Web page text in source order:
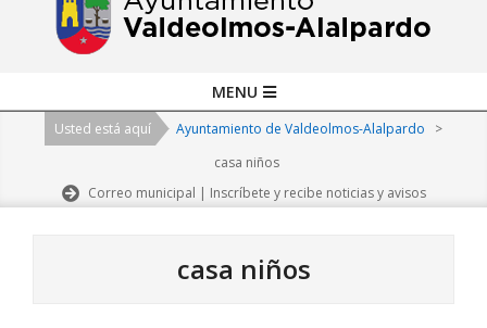
Navigation
MENU
Usted está aquí Ayuntamiento de Valdeolmos-Alalpardo
>
casa niños
Correo municipal | Inscríbete y recibe noticias y avisos
casa niños